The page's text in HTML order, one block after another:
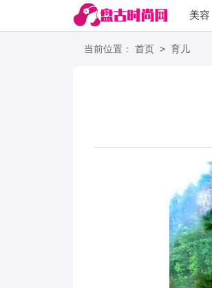
美容
当前位置： 首页 > 育儿